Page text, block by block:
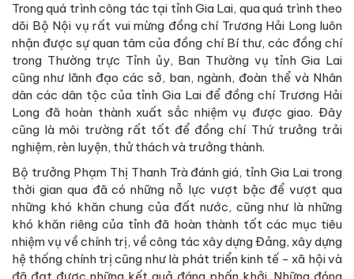
Trong quá trình công tác tại tỉnh Gia Lai, qua quá trình theo
dõi Bộ Nội vụ rất vui mừng đồng chí Trương Hải Long luôn
nhận được sự quan tâm của đồng chí Bí thư, các đồng chí
trong Thường trực Tỉnh ủy, Ban Thường vụ tỉnh Gia Lai
cũng như lãnh đạo các sở, ban, ngành, đoàn thể và Nhân
dân các dân tộc của tỉnh Gia Lai để đồng chí Trương Hải
Long đã hoàn thành xuất sắc nhiệm vụ được giao. Đây
cũng là môi trường rất tốt để đồng chí Thứ trưởng trải
nghiệm, rèn luyện, thử thách và trưởng thành.
Bộ trưởng Phạm Thị Thanh Trà đánh giá, tỉnh Gia Lai trong
thời gian qua đã có những nỗ lực vượt bậc để vượt qua
những khó khăn chung của đất nước, cũng như là những
khó khăn riêng của tỉnh đã hoàn thành tốt các mục tiêu
nhiệm vụ về chính trị, về công tác xây dựng Đảng, xây dựng
hệ thống chính trị cũng như là phát triển kinh tế - xã hội và